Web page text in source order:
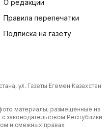
О редакции
Правила перепечатки
Подписка на газету
ул. Газеты Егемен Казахстан
материалы, размещенные на
законодательством Республики
и смежных правах